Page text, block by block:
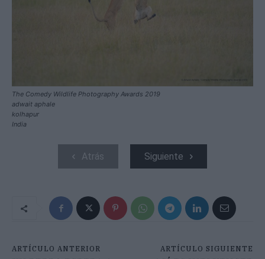
The Comedy Wildlife Photography Awards 2019
adwait aphale
kolhapur
India
Atrás Siguiente
ARTÍCULO ANTERIOR ARTÍCULO SIGUIENTE